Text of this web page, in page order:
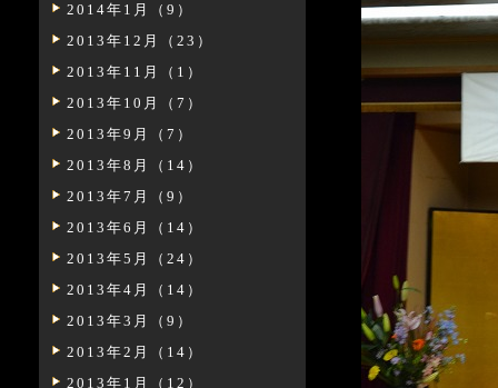
2014年1月（9）
2013年12月（23）
2013年11月（1）
2013年10月（7）
2013年9月（7）
2013年8月（14）
2013年7月（9）
2013年6月（14）
2013年5月（24）
2013年4月（14）
2013年3月（9）
2013年2月（14）
2013年1月（12）